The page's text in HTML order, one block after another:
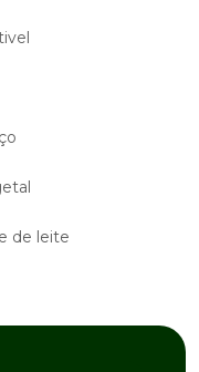
de leite